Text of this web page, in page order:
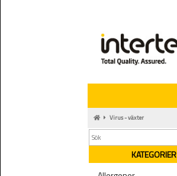
Virus - växter
KATEGORIER